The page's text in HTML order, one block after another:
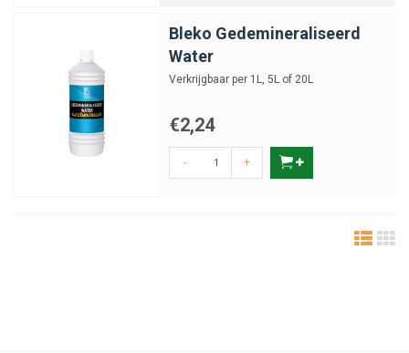
Bleko Gedemineraliseerd
Water
Verkrijgbaar per 1L, 5L of 20L
€2,24
- +